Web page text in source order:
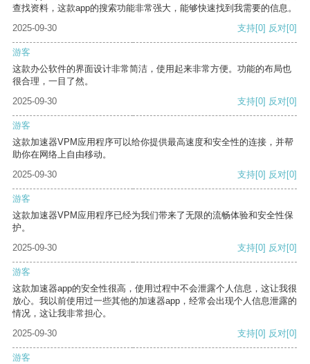
查找资料，这款app的搜索功能非常强大，能够快速找到我需要的信息。
2025-09-30
支持[0] 反对[0]
游客
这款办公软件的界面设计非常简洁，使用起来非常方便。功能的布局也
很合理，一目了然。
2025-09-30
支持[0] 反对[0]
游客
这款加速器VPM应用程序可以给你提供最高速度和安全性的连接，并帮
助你在网络上自由移动。
2025-09-30
支持[0] 反对[0]
游客
这款加速器VPM应用程序已经为我们带来了无限的流畅体验和安全性保
护。
2025-09-30
支持[0] 反对[0]
游客
这款加速器app的安全性很高，使用过程中不会泄露个人信息，这让我很
放心。我以前使用过一些其他的加速器app，经常会出现个人信息泄露的
情况，这让我非常担心。
2025-09-30
支持[0] 反对[0]
游客